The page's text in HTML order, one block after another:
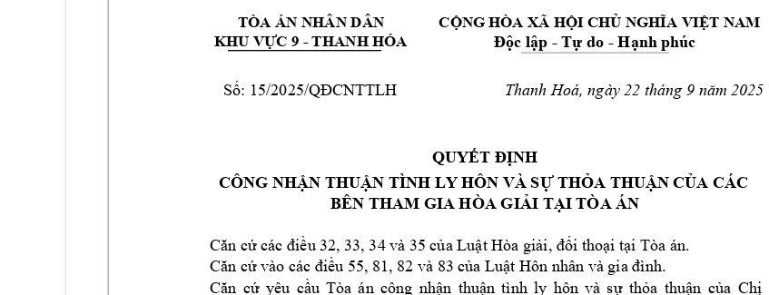
TÒA ÁN NHÂN DÂN
KHU VỰC 9 - THANH HÓA
  C
ỘNG HÒA XÃ HỘI CHỦ NGHĨA VIỆT NAM
Độc lập - Tự do - Hạnh phúc
Số: 15/2025/QĐCNTTLH Thanh Hoá, ngày 22 tháng 9 năm 2025
QUYẾT ĐỊNH
CÔNG NHẬN THUẬN TÌNH LY HÔN VÀ SỰ THỎA THUẬN CỦA CÁC
BÊN THAM GIA HÒA GIẢI TẠI TÒA ÁN
Căn cứ các điều 32, 33, 34 và 35 của Luật Hòa giải, đối thoại tại Tòa án.
Căn cứ vào các điều 55, 81, 82 và 83 của Luật Hôn nhân và gia đình.
Căn cứ yêu cầu Tòa án công nhận thuận tình ly hôn và sự thỏa thuận của Chị